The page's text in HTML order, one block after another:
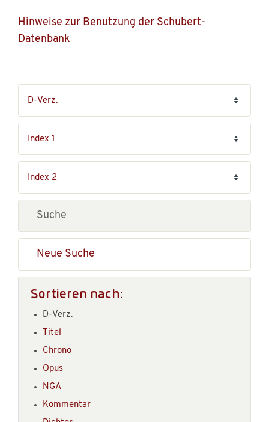
Hinweise zur Benutzung der Schubert-
Datenbank
Neue Suche
Sortieren nach:
D-Verz.
Titel
Chrono
Opus
NGA
Kommentar